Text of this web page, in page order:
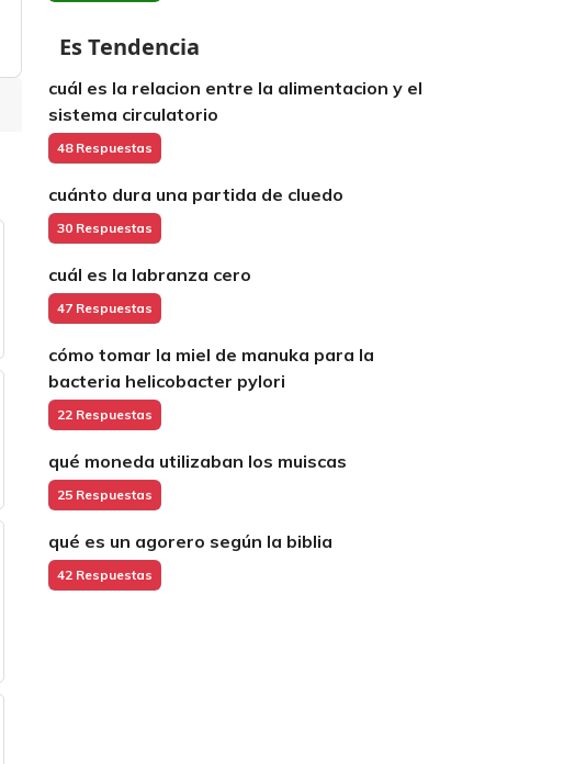
Es Tendencia
cuál es la relacion entre la alimentacion y el
sistema circulatorio
48 Respuestas
cuánto dura una partida de cluedo
30 Respuestas
cuál es la labranza cero
47 Respuestas
cómo tomar la miel de manuka para la
bacteria helicobacter pylori
22 Respuestas
qué moneda utilizaban los muiscas
25 Respuestas
qué es un agorero según la biblia
42 Respuestas